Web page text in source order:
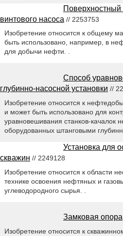
Поверхностный
винтового насоса // 2253753
Изобретение относится к общему
быть использовано, например, в
для добычи нефти. .
Способ
глубинно-насосной установки //
Изобретение относится к
и может быть использовано для
уравновешивания станков-качалок
оборудованных штанговыми
Установка для
скважин // 2249128
Изобретение относится к области
технике освоения нефтяных и
углеводородного сырья. .
Замковая опора
Изобретение относится к